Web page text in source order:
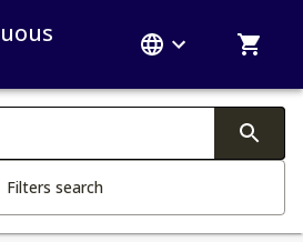
Filters search